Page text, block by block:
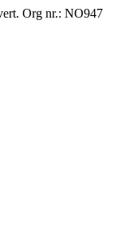
Org nr.: NO947